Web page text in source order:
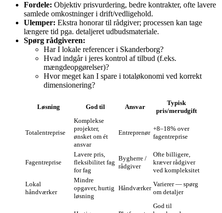
Fordele: Objektiv prisvurdering, bedre kontrakter, ofte lavere
samlede omkostninger i drift/vedligehold.
Ulemper: Ekstra honorar til rådgiver; processen kan tage
længere tid pga. detaljeret udbudsmateriale.
Spørg rådgiveren:
Har I lokale referencer i Skanderborg?
Hvad indgår i jeres kontrol af tilbud (f.eks.
mængdeopgørelser)?
Hvor meget kan I spare i totaløkonomi ved korrekt
dimensionering?
Løsning God til Ansvar
Typisk
pris/merudgift
Totalentreprise
Komplekse
projekter,
ønsket om ét
ansvar
Entreprenør
+8–18% over
fagentreprise
Fagentreprise
Lavere pris,
fleksibilitet fag
for fag
Bygherre /
rådgiver
Ofte billigere,
kræver rådgiver
ved kompleksitet
Lokal
håndværker
Mindre
opgaver, hurtig
løsning
Håndværker
Varierer — spørg
om detaljer
God til